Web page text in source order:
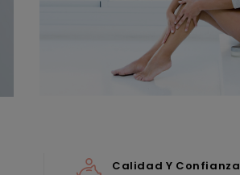
Calidad Y Confianza